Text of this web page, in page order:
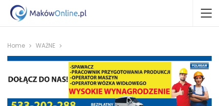
Home WAŻNE